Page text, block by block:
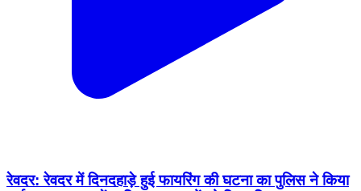
रेवदर: रेवदर में दिनदहाड़े हुई फायरिंग की घटना का पुलिस ने किया